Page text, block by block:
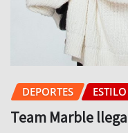
DEPORTES ESTILO
Team Marble